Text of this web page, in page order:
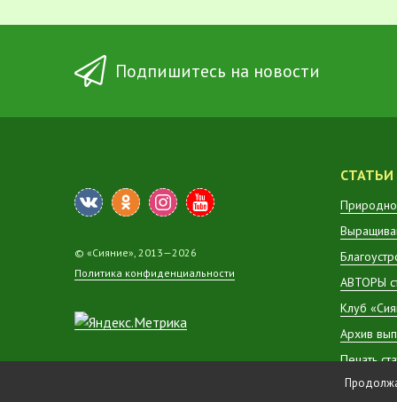
Подпишитесь на новости
© «Сияние», 2013—2026
Политика конфиденциальности
СТАТЬИ
АВТОРЫ
Клуб
Архив
Печать